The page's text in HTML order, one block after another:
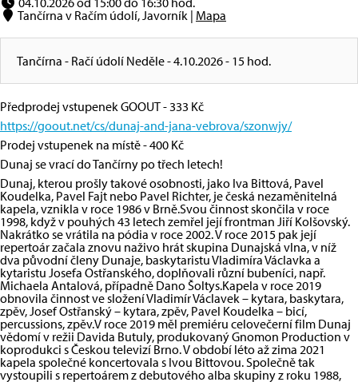
Tančírna v Račím údolí, Javorník | Mapa
Tančírna - Račí údolí Neděle - 4.10.2026 - 15 hod.
Předprodej vstupenek GOOUT - 333 Kč
https://goout.net/cs/dunaj-and-jana-vebrova/szonwjy/
Prodej vstupenek na místě - 400 Kč
Dunaj se vrací do Tančírny po třech letech!
Dunaj, kterou prošly takové osobnosti, jako Iva Bittová, Pavel
Koudelka, Pavel Fajt nebo Pavel Richter, je česká nezaměnitelná
kapela, vznikla v roce 1986 v Brně.Svou činnost skončila v roce
1998, když v pouhých 43 letech zemřel její frontman Jiří Kolšovský.
Nakrátko se vrátila na pódia v roce 2002. V roce 2015 pak její
repertoár začala znovu naživo hrát skupina Dunajská vlna, v níž
dva původní členy Dunaje, baskytaristu Vladimíra Václavka a
kytaristu Josefa Ostřanského, doplňovali různí bubeníci, např.
Michaela Antalová, případně Dano Šoltys.Kapela v roce 2019
obnovila činnost ve složení Vladimír Václavek – kytara, baskytara,
zpěv, Josef Ostřanský – kytara, zpěv, Pavel Koudelka – bicí,
percussions, zpěv.V roce 2019 měl premiéru celovečerní film Dunaj
vědomí v režii Davida Butuly, produkovaný Gnomon Production v
koprodukci s Českou televizí Brno. V období léto až zima 2021
kapela společné koncertovala s Ivou Bittovou. Společně tak
vystoupili s repertoárem z debutového alba skupiny z roku 1988,